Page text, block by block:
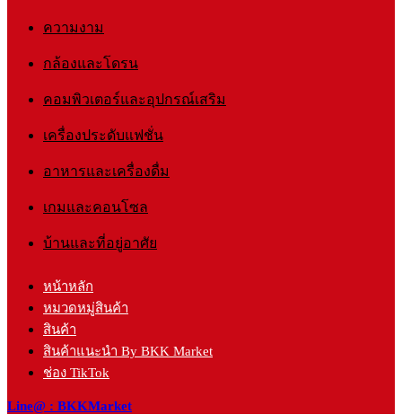
ความงาม
กล้องและโดรน
คอมพิวเตอร์และอุปกรณ์เสริม
เครื่องประดับแฟชั่น
อาหารและเครื่องดื่ม
เกมและคอนโซล
บ้านและที่อยู่อาศัย
หน้าหลัก
หมวดหมู่สินค้า
สินค้า
สินค้าแนะนำ By BKK Market
ช่อง TikTok
Line@ : BKKMarket